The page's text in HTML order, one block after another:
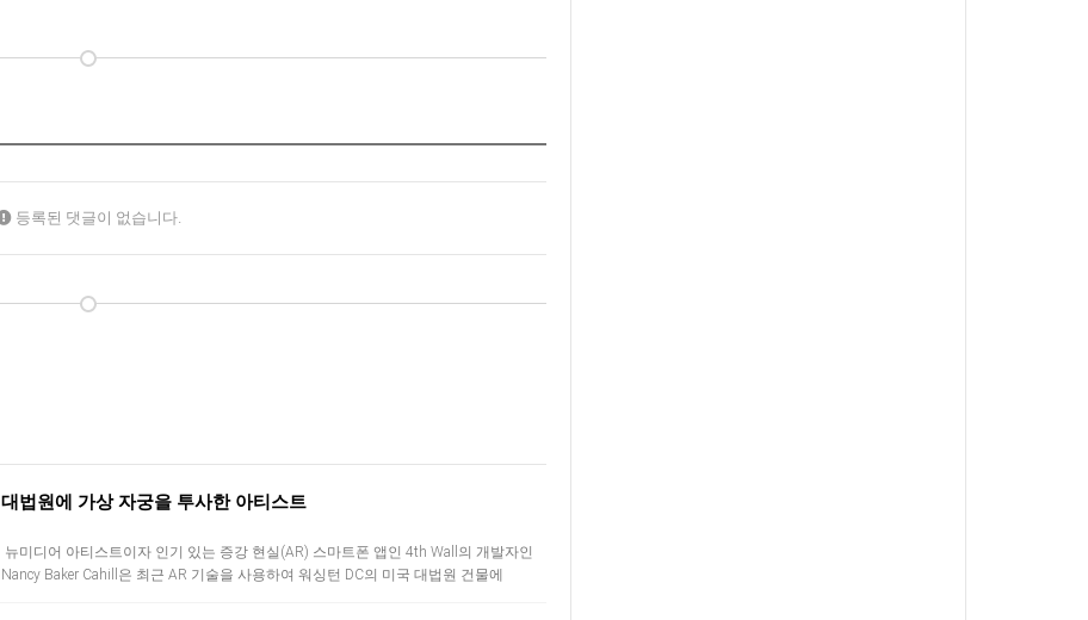
등록된 댓글이 없습니다.
대법원에 가상 자궁을 투사한 아티스트
뉴미디어 아티스트이자 인기 있는 증강 현실(AR) 스마트폰 앱인 4th Wall의 개발자인
Nancy Baker Cahill은 최근 AR 기술을 사용하여 워싱턴 DC의 미국 대법원 건물에